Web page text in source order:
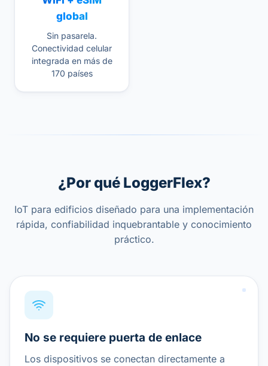
global
Sin pasarela.
Conectividad celular
integrada en más de
170 países
¿Por qué LoggerFlex?
IoT para edificios diseñado para una implementación
rápida, confiabilidad inquebrantable y conocimiento
práctico.
No se requiere puerta de enlace
Los dispositivos se conectan directamente a